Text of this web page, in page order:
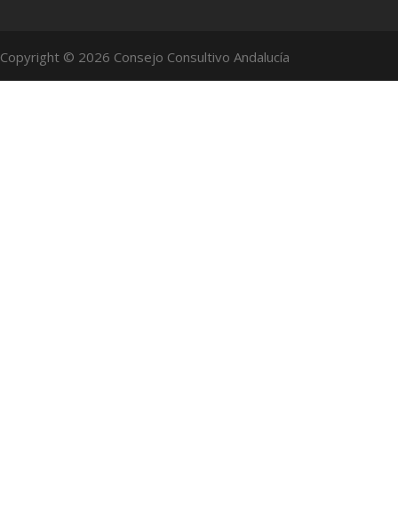
Copyright © 2026 Consejo Consultivo Andalucía